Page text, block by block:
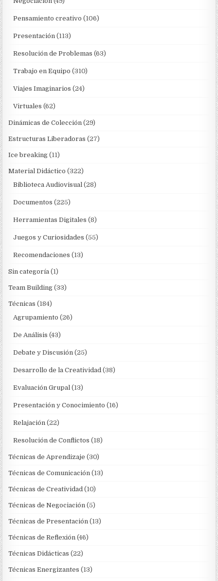
Pensamiento creativo (106)
Presentación (113)
Resolución de Problemas (63)
Trabajo en Equipo (310)
Viajes Imaginarios (24)
Virtuales (62)
Dinámicas de Colección (29)
Estructuras Liberadoras (27)
Ice breaking (11)
Material Didáctico (322)
Biblioteca Audiovisual (28)
Documentos (225)
Herramientas Digitales (8)
Juegos y Curiosidades (55)
Recomendaciones (13)
Sin categoría (1)
Team Building (33)
Técnicas (184)
Agrupamiento (26)
De Análisis (43)
Debate y Discusión (25)
Desarrollo de la Creatividad (38)
Evaluación Grupal (13)
Presentación y Conocimiento (16)
Relajación (22)
Resolución de Conflictos (18)
Técnicas de Aprendizaje (30)
Técnicas de Comunicación (13)
Técnicas de Creatividad (10)
Técnicas de Negociación (5)
Técnicas de Presentación (13)
Técnicas de Reflexión (46)
Técnicas Didácticas (22)
Técnicas Energizantes (13)